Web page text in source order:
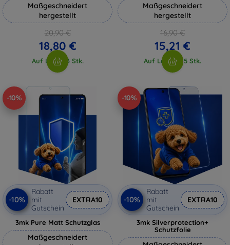
Maßgeschneidert
hergestellt
20,90 €
18,80 €
Auf Lager 3 Stk.
Maßgeschneidert
hergestellt
16,90 €
15,21 €
Auf Lager > 5 Stk.
-10%
-10%
Rabatt
mit
Gutschein
EXTRA10
3mk Pure Matt Schutzglas
Maßgeschneidert
-10%
-10%
Rabatt
mit
Gutschein
EXTRA10
3mk Silverprotection+
Schutzfolie